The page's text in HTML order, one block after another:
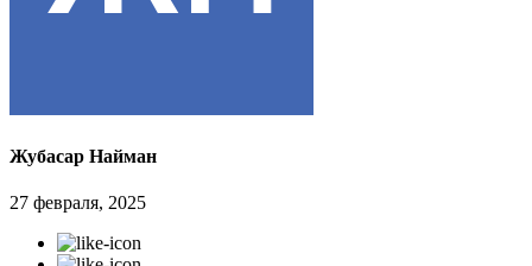
Жубасар Найман
27 февраля, 2025